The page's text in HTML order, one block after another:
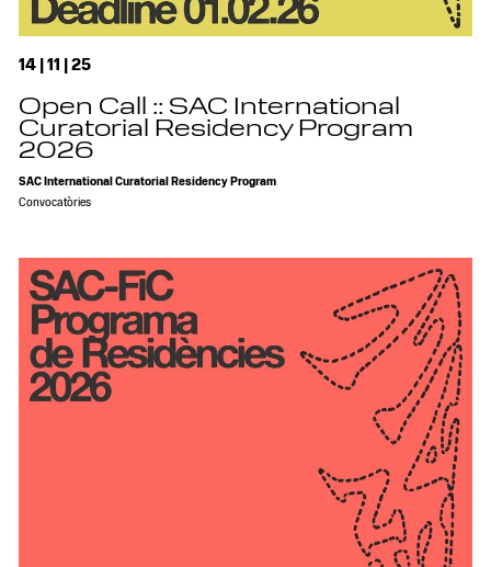
14 | 11 | 25
Open Call :: SAC International
Curatorial Residency Program
2026
SAC International Curatorial Residency Program
Convocatòries